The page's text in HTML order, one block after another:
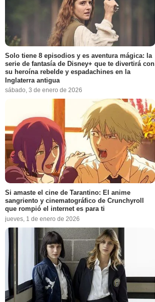
Solo tiene 8 episodios y es aventura mágica: la
serie de fantasía de Disney+ que te divertirá con
su heroína rebelde y espadachines en la
Inglaterra antigua
sábado, 3 de enero de 2026
Si amaste el cine de Tarantino: El anime
sangriento y cinematográfico de Crunchyroll
que rompió el internet es para ti
jueves, 1 de enero de 2026